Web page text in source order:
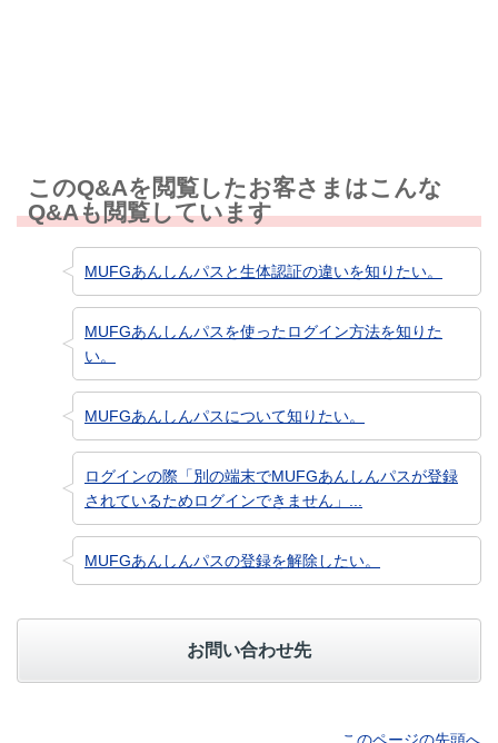
このQ&Aを閲覧したお客さまはこんな
Q&Aも閲覧しています
MUFGあんしんパスと生体認証の違いを知りたい。
MUFGあんしんパスを使ったログイン方法を知りた
い。
MUFGあんしんパスについて知りたい。
ログインの際「別の端末でMUFGあんしんパスが登録
されているためログインできません」...
MUFGあんしんパスの登録を解除したい。
お問い合わせ先